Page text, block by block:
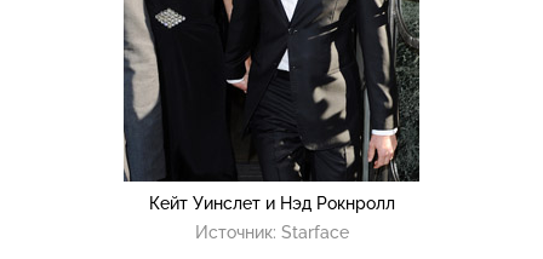
Кейт Уинслет и Нэд Рокнролл
Источник: Starface